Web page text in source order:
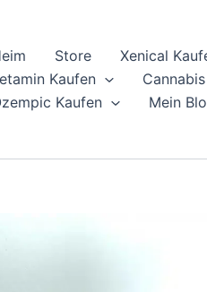
Store Xenical
Kaufen
Kaufen
Mein